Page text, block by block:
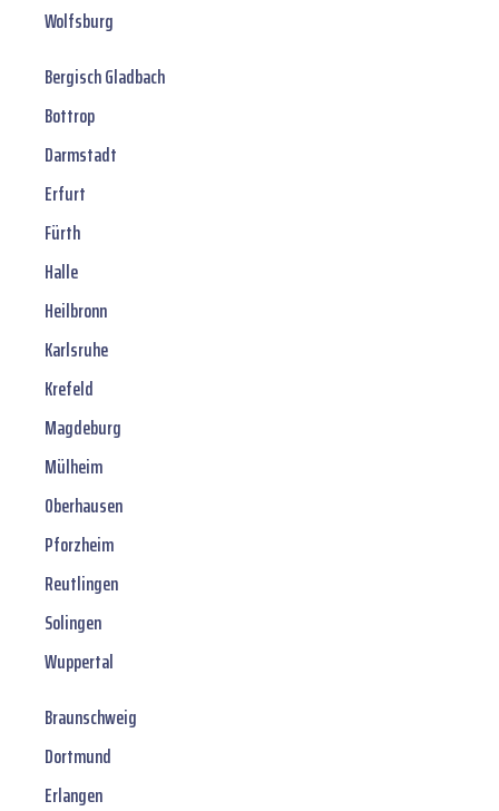
Wolfsburg
Bergisch Gladbach
Bottrop
Darmstadt
Erfurt
Fürth
Halle
Heilbronn
Karlsruhe
Krefeld
Magdeburg
Mülheim
Oberhausen
Pforzheim
Reutlingen
Solingen
Wuppertal
Braunschweig
Dortmund
Erlangen